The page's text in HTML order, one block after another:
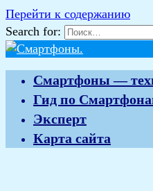
Перейти к содержанию
Search for:
Смартфоны —
Гид по
Эксперт
Карта сайта